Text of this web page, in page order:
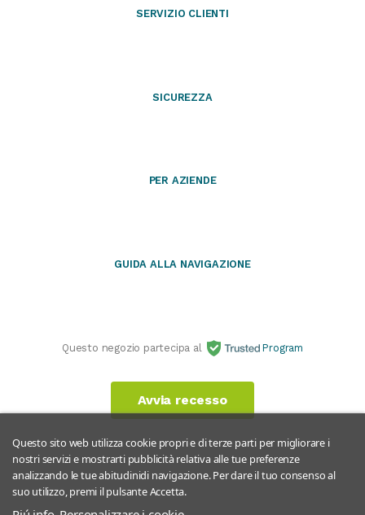
SERVIZIO CLIENTI
SICUREZZA
PER AZIENDE
GUIDA ALLA NAVIGAZIONE
Questo negozio partecipa al Program
Avvia recesso
Questo sito web utilizza cookie propri e di terze parti per migliorare i
nostri servizi e mostrarti pubblicità relativa alle tue preferenze
analizzando le tue abitudinidi navigazione. Per dare il tuo consenso al
suo utilizzo, premi il pulsante Accetta.